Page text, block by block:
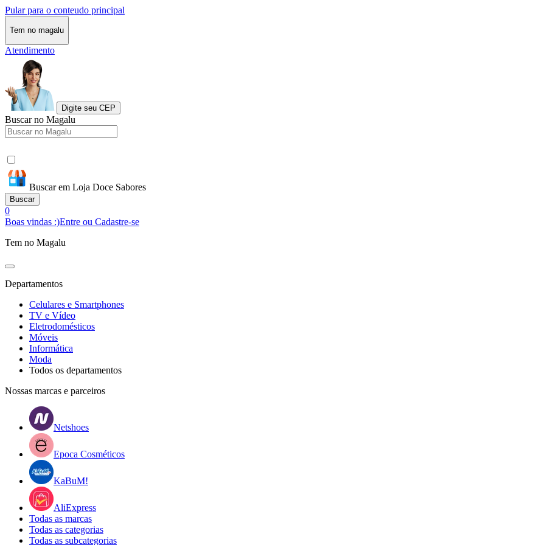
Pular para o conteudo principal
Tem no magalu
Atendimento
Digite seu CEP
Buscar no Magalu
Buscar em Loja Doce Sabores
Buscar
0
Boas vindas :)Entre ou Cadastre-se
Tem no Magalu
Departamentos
Celulares e Smartphones
TV e Vídeo
Eletrodomésticos
Móveis
Informática
Moda
Todos os departamentos
Nossas marcas e parceiros
Netshoes
Epoca Cosméticos
KaBuM!
AliExpress
Todas as marcas
Todas as categorias
Todas as subcategorias